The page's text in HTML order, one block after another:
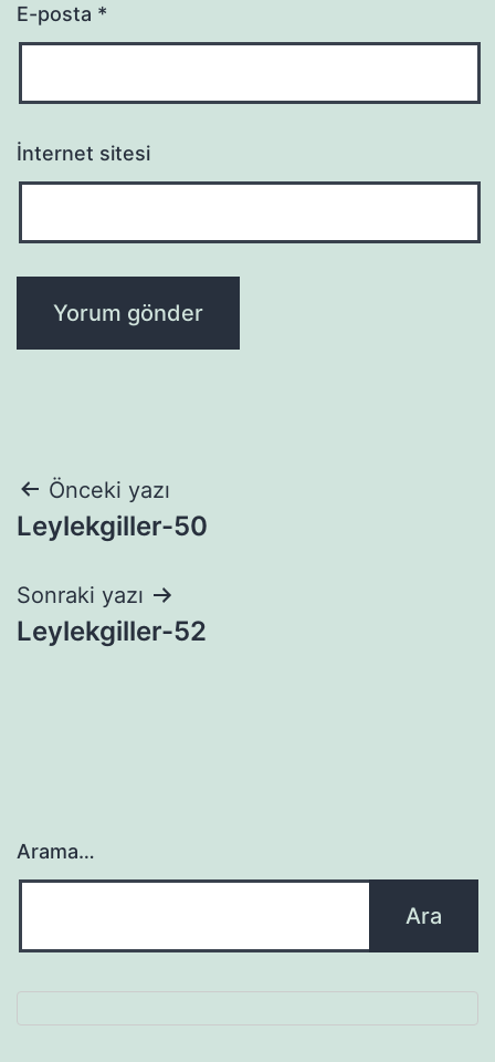
E-posta *
İnternet sitesi
Yazı
gezinmesi
Önceki yazı
Leylekgiller-50
Sonraki yazı
Leylekgiller-52
Arama…